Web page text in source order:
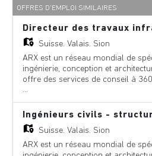
OFFRES D'EMPLOI SIMILAIRES
Suisse, Valais, Sion
ARX est un réseau mondial de
ingénierie, conception et
offre des services de conseil à
projet et de services techniques
suivants : aéroports, ponts,
téléphériques, innovation
environnement, équipements,
géotechnique, énergie hydraulique,
centrales nucléaires, pétrole et
chemins de fer, génie fluvial,
Suisse, Valais, Sion
ARX est un réseau mondial de